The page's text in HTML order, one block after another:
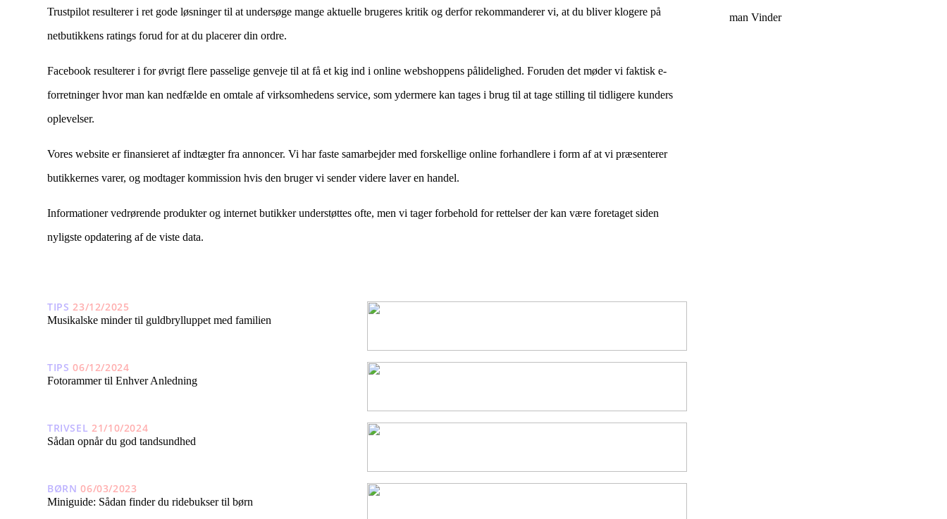
Trustpilot resulterer i ret gode løsninger til at undersøge mange aktuelle brugeres kritik og derfor rekommanderer vi, at du bliver klogere på
netbutikkens ratings forud for at du placerer din ordre.
Facebook resulterer i for øvrigt flere passelige genveje til at få et kig ind i online webshoppens pålidelighed. Foruden det møder vi faktisk e-
forretninger hvor man kan nedfælde en omtale af virksomhedens service, som ydermere kan tages i brug til at tage stilling til tidligere kunders
oplevelser.
Vores website er finansieret af indtægter fra annoncer. Vi har faste samarbejder med forskellige online forhandlere i form af at vi præsenterer
butikkernes varer, og modtager kommission hvis den bruger vi sender videre laver en handel.
Informationer vedrørende produkter og internet butikker understøttes ofte, men vi tager forbehold for rettelser der kan være foretaget siden
nyligste opdatering af de viste data.
TIPS 23/12/2025
Musikalske minder til guldbrylluppet med familien
TIPS 06/12/2024
Fotorammer til Enhver Anledning
TRIVSEL 21/10/2024
Sådan opnår du god tandsundhed
BØRN 06/03/2023
Miniguide: Sådan finder du ridebukser til børn
man Vinder